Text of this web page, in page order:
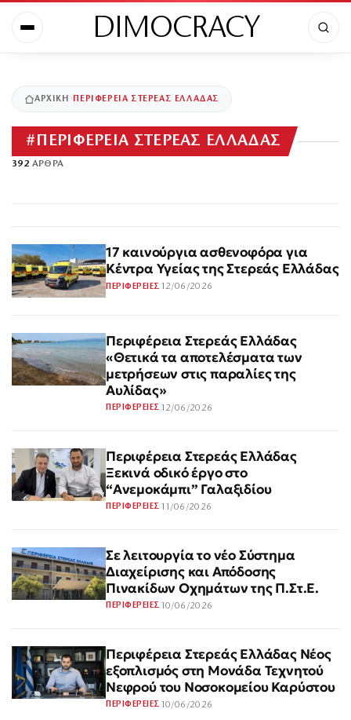
DIMOCRACY
ΑΡΧΙΚΉ ΠΕΡΙΦΕΡΕΙΑ ΣΤΕΡΕΑΣ ΕΛΛΑΔΑΣ
# ΠΕΡΙΦΕΡΕΙΑ ΣΤΕΡΕΑΣ ΕΛΛΑΔΑΣ
392 ΆΡΘΡΑ
17 καινούργια ασθενοφόρα για
Κέντρα Υγείας της Στερεάς Ελλάδας
ΠΕΡΙΦΕΡΕΙΕΣ 12/06/2026
Περιφέρεια Στερεάς Ελλάδας
«Θετικά τα αποτελέσματα των
μετρήσεων στις παραλίες της
Αυλίδας»
ΠΕΡΙΦΕΡΕΙΕΣ 12/06/2026
Περιφέρεια Στερεάς Ελλάδας
Ξεκινά οδικό έργο στο
“Ανεμοκάμπι” Γαλαξιδίου
ΠΕΡΙΦΕΡΕΙΕΣ 11/06/2026
Σε λειτουργία το νέο Σύστημα
Διαχείρισης και Απόδοσης
Πινακίδων Οχημάτων της Π.Στ.Ε.
ΠΕΡΙΦΕΡΕΙΕΣ 10/06/2026
Περιφέρεια Στερεάς Ελλάδας Νέος
εξοπλισμός στη Μονάδα Τεχνητού
Νεφρού του Νοσοκομείου Καρύστου
ΠΕΡΙΦΕΡΕΙΕΣ 10/06/2026